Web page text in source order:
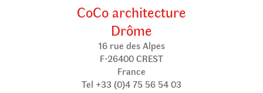
CoCo architecture
Drôme
16 rue des Alpes
F-26400 CREST
France
Tel +33 (0)4 75 56 54 03